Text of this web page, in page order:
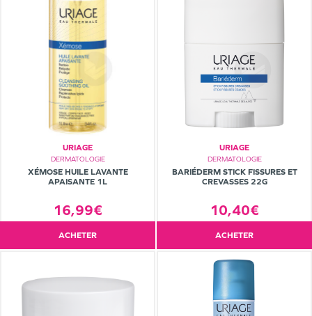
URIAGE
DERMATOLOGIE
XÉMOSE HUILE LAVANTE
APAISANTE 1L
16,99€
ACHETER
URIAGE
DERMATOLOGIE
BARIÉDERM STICK FISSURES ET
CREVASSES 22G
10,40€
ACHETER